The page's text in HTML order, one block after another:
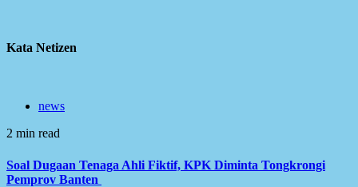
Kata Netizen
news
2 min read
Soal Dugaan Tenaga Ahli Fiktif, KPK Diminta Tongkrongi
Pemprov Banten